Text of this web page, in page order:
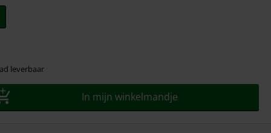
leverbaar
In mijn winkelmandje